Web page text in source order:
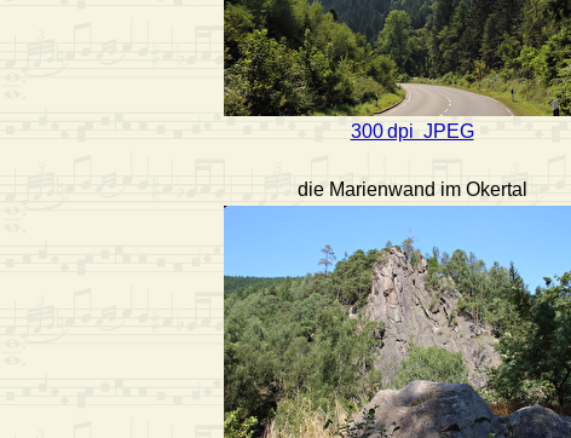
300 dpi JPEG
die Marienwand im Okertal